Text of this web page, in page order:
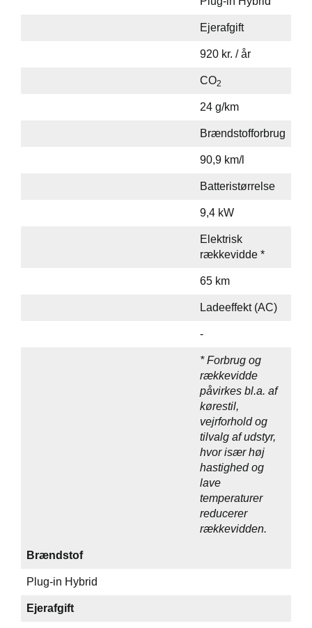
Ejerafgift
920 kr. / år
CO2
24 g/km
Brændstofforbrug
90,9 km/l
Batteristørrelse
9,4 kW
Elektrisk
rækkevidde *
65 km
Ladeeffekt (AC)
-
* Forbrug og
rækkevidde
påvirkes bl.a. af
kørestil,
vejrforhold og
tilvalg af udstyr,
hvor især høj
hastighed og
lave
temperaturer
reducerer
rækkevidden.
Brændstof
Plug-in Hybrid
Ejerafgift